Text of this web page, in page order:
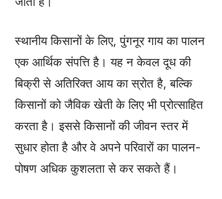
स्थानीय किसानों के लिए, पुंगनूर गाय का पालन
एक आर्थिक संपत्ति है। यह न केवल दूध की
बिक्री से अतिरिक्त आय का स्रोत है, बल्कि
किसानों को जैविक खेती के लिए भी प्रोत्साहित
करता है। इससे किसानों की जीवन स्तर में
सुधार होता है और वे अपने परिवारों का पालन-
पोषण अधिक कुशलता से कर सकते हैं।